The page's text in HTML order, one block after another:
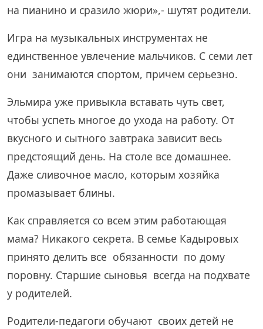
на пианино и сразило жюри»,- шутят родители.
Игра на музыкальных инструментах не
единственное увлечение мальчиков. С семи лет
они занимаются спортом, причем серьезно.
Эльмира уже привыкла вставать чуть свет,
чтобы успеть многое до ухода на работу. От
вкусного и сытного завтрака зависит весь
предстоящий день. На столе все домашнее.
Даже сливочное масло, которым хозяйка
промазывает блины.
Как справляется со всем этим работающая
мама? Никакого секрета. В семье Кадыровых
принято делить все обязанности по дому
поровну. Старшие сыновья всегда на подхвате
у родителей.
Родители-педагоги обучают своих детей не